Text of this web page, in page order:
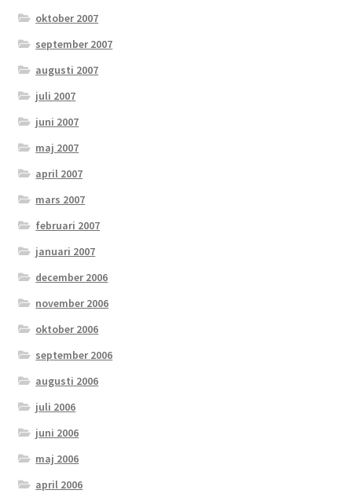
oktober 2007
september 2007
augusti 2007
juli 2007
juni 2007
maj 2007
april 2007
mars 2007
februari 2007
januari 2007
december 2006
november 2006
oktober 2006
september 2006
augusti 2006
juli 2006
juni 2006
maj 2006
april 2006